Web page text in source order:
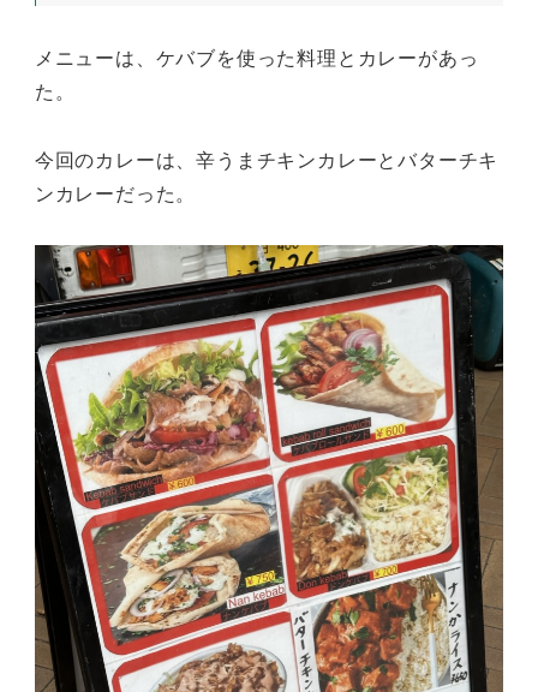
メニューは、ケバブを使った料理とカレーがあっ
た。
今回のカレーは、辛うまチキンカレーとバターチキ
ンカレーだった。